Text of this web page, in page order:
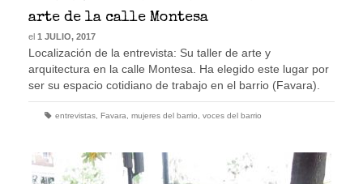
arte de la calle Montesa
el 1 JULIO, 2017
Localización de la entrevista: Su taller de arte y
arquitectura en la calle Montesa. Ha elegido este lugar por
ser su espacio cotidiano de trabajo en el barrio (Favara).
entrevistas Favara mujeres del barrio voces del barrio